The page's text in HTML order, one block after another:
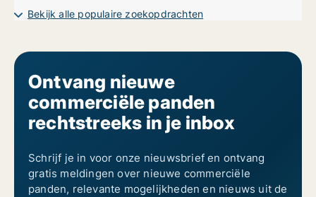
Bekijk alle populaire zoekopdrachten
Ontvang nieuwe
commerciële panden
rechtstreeks in je inbox
Schrijf je in voor onze nieuwsbrief en ontvang
gratis meldingen over nieuwe commerciële
panden, relevante mogelijkheden en nieuws uit de